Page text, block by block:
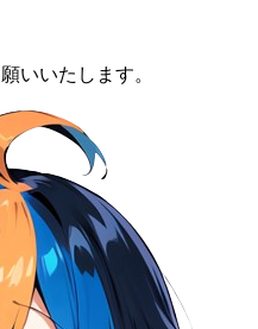
いいたします。